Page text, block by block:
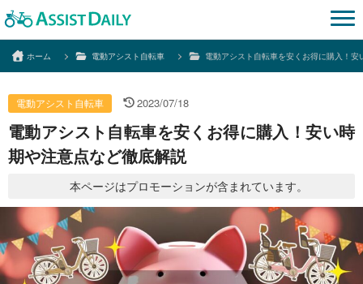
ホーム 電動アシスト自転車 電動アシスト自転車を安くお得に購入！
電動アシスト自転車 2023/07/18
電動アシスト自転車を安くお得に購入！安い時
期や注意点など徹底解説
本ページはプロモーションが含まれています。